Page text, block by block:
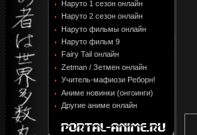
Наруто 1 сезон онлайн
Наруто 2 сезон онлайн
Наруто фильмы онлайн
Наруто фильм 9
Fairy Tail онлайн
Zetman / Зетмен онлайн
Учитель-мафиози Реборн!
Аниме новинки (онгоинги)
Другие аниме онлайн